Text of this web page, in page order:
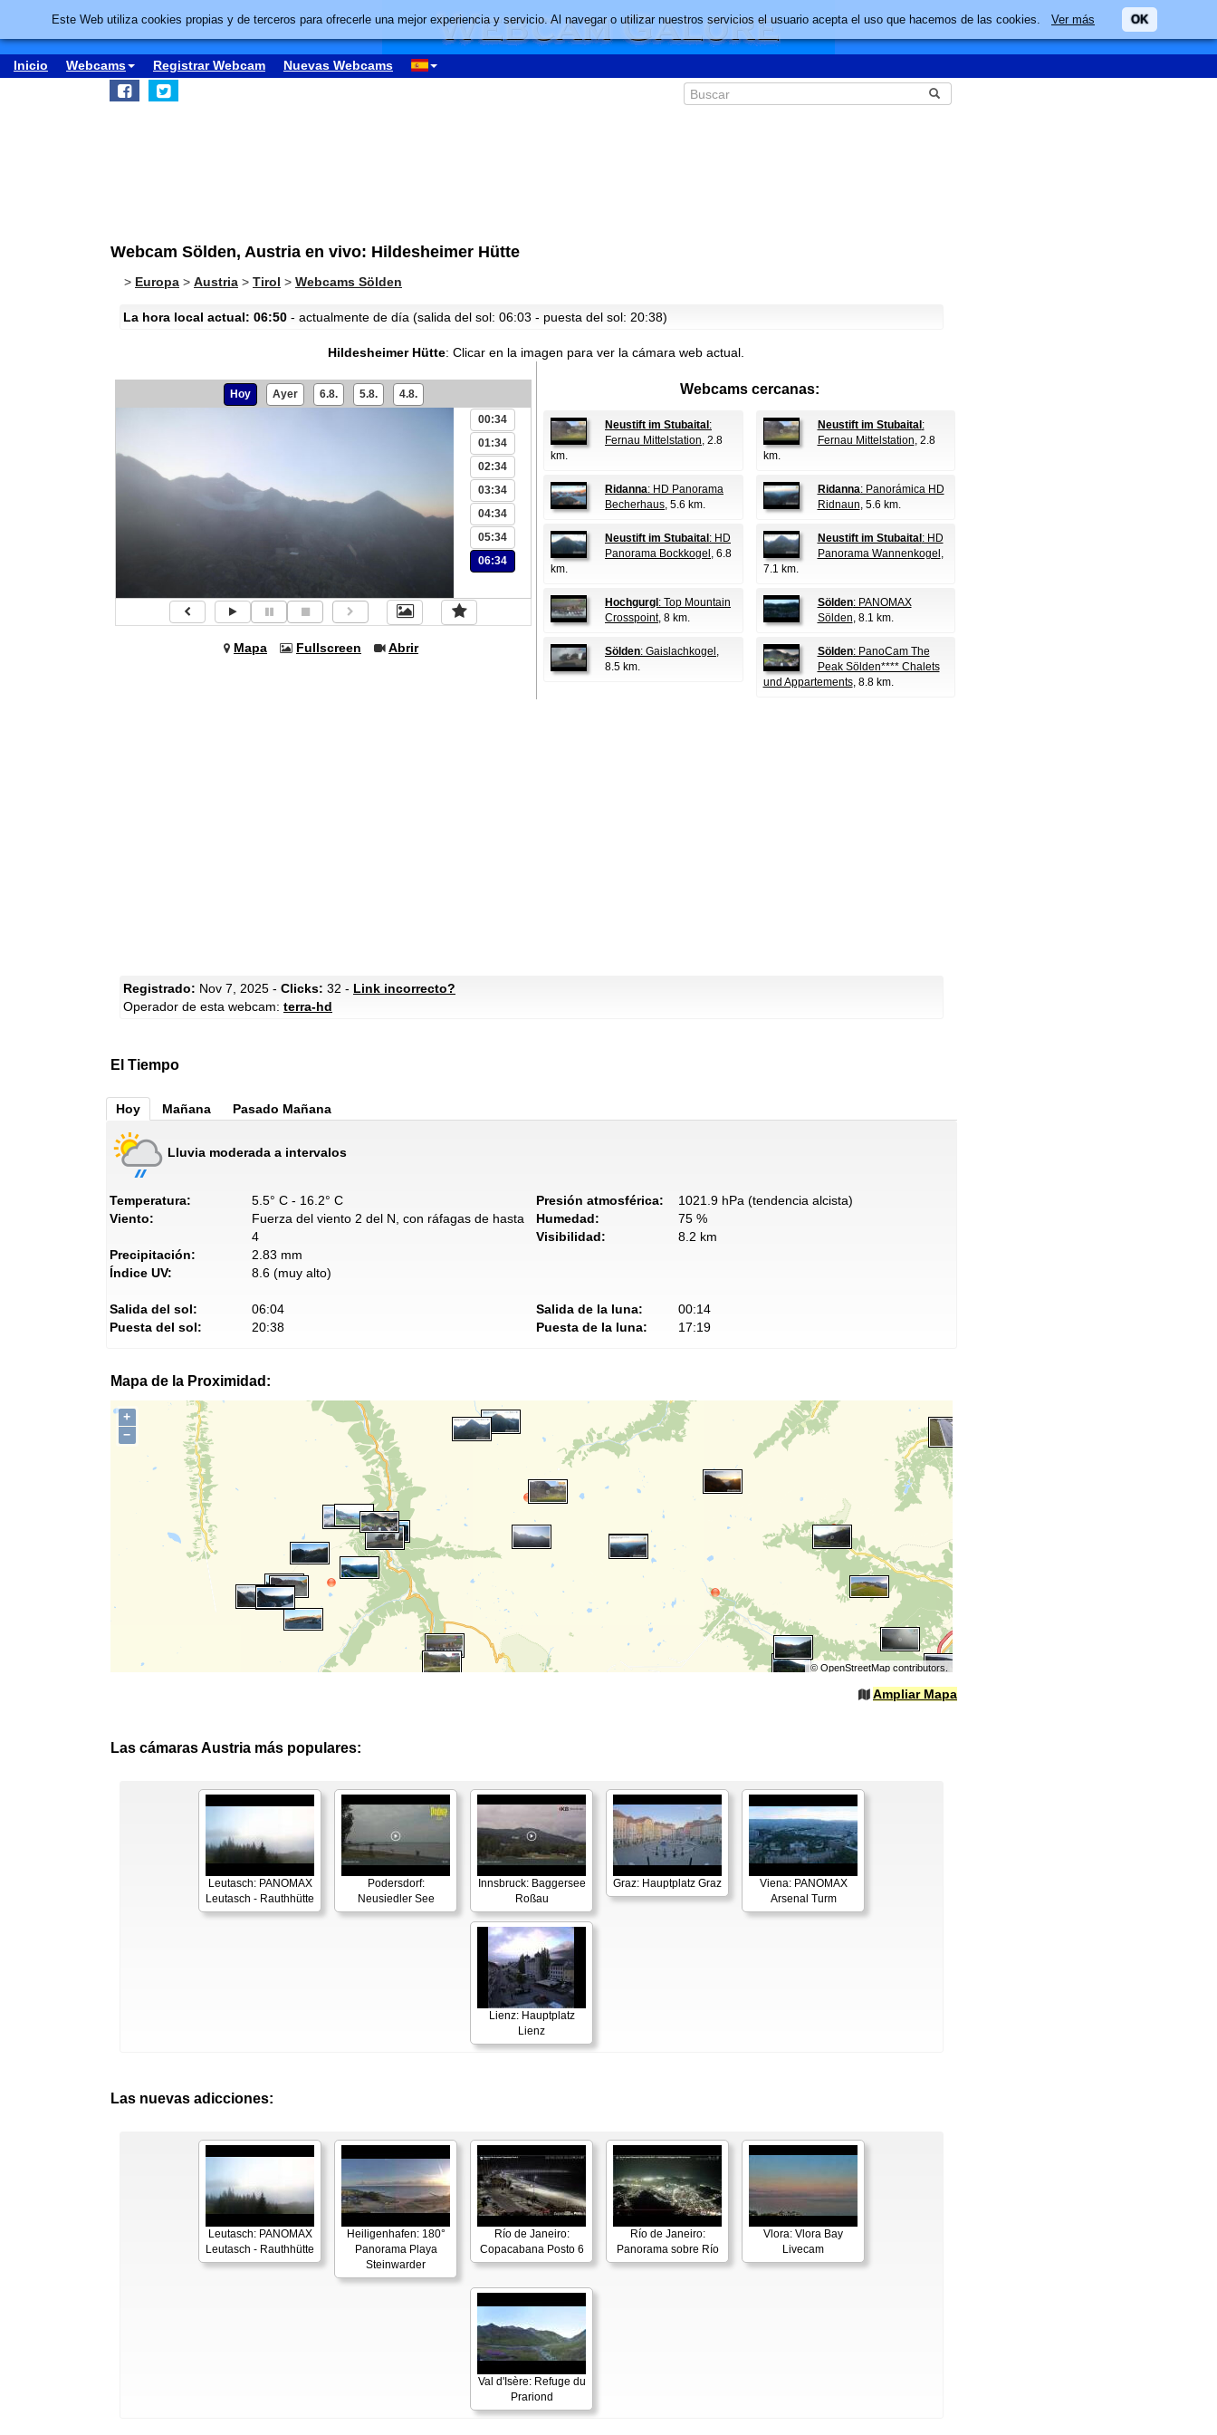
Inicio Webcams Registrar Webcam Nuevas Webcams
Webcam Sölden, Austria en vivo: Hildesheimer Hütte
> Europa > Austria > Tirol > Webcams Sölden
La hora local actual: 06:50 - actualmente de día (salida del sol: 06:03 - puesta del sol: 20:38)
Hildesheimer Hütte: Clicar en la imagen para ver la cámara web actual.
Hoy Ayer 6.8. 5.8. 4.8.
00:34
01:34
02:34
03:34
04:34
05:34
06:34
Mapa Fullscreen Abrir
Webcams cercanas:
Neustift im Stubaital :
Fernau Mittelstation, 2.8
km.
Neustift im Stubaital :
Fernau Mittelstation, 2.8
km.
Ridanna: HD Panorama
Becherhaus, 5.6 km.
Ridanna: Panorámica HD
Ridnaun, 5.6 km.
Neustift im Stubaital : HD
Panorama Bockkogel , 6.8
km.
Neustift im Stubaital : HD
Panorama Wannenkogel ,
7.1 km.
Hochgurgl : Top Mountain
Crosspoint, 8 km.
Sölden: PANOMAX
Sölden, 8.1 km.
Sölden: Gaislachkogel ,
8.5 km.
Sölden: PanoCam The
Peak Sölden**** Chalets
und Appartements, 8.8 km.
Registrado: Nov 7, 2025 - Clicks: 32 - Link incorrecto?
Operador de esta webcam: terra-hd
El Tiempo
Hoy Mañana Pasado Mañana
Lluvia moderada a intervalos
Temperatura:
5.5° C - 16.2° C
Viento:
Fuerza del viento 2 del N, con ráfagas de hasta
4
Precipitación:
2.83 mm
Índice UV:
8.6 (muy alto)
Presión atmosférica:
1021.9 hPa (tendencia alcista)
Humedad:
75 %
Visibilidad:
8.2 km
Salida del sol:
06:04
Puesta del sol:
20:38
Salida de la luna:
00:14
Puesta de la luna:
17:19
Mapa de la Proximidad:
+
−
© OpenStreetMapcontributors.
Ampliar Mapa
Las cámaras Austria más populares:
Leutasch: PANOMAX
Leutasch - Rauthhütte
Podersdorf:
Neusiedler See
Innsbruck: Baggersee
Roßau
Graz: Hauptplatz Graz
Viena: PANOMAX
Arsenal Turm
Lienz: Hauptplatz
Lienz
Las nuevas adicciones:
Leutasch: PANOMAX
Leutasch - Rauthhütte
Heiligenhafen: 180°
Panorama Playa
Steinwarder
Río de Janeiro:
Copacabana Posto 6
Río de Janeiro:
Panorama sobre Río
Vlora: Vlora Bay
Livecam
Val d'Isère: Refuge du
Prariond
Este Web utiliza cookies propias y de terceros para ofrecerle una mejor experiencia y servicio. Al navegar o utilizar nuestros servicios el usuario acepta el uso que hacemos de las cookies. Ver más OK